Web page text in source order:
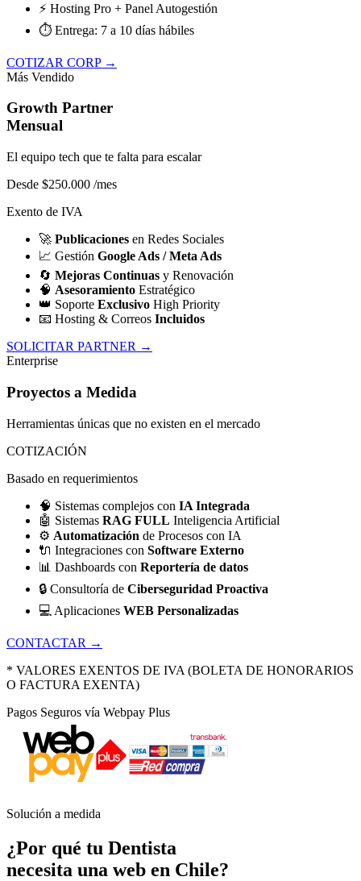
⚡ Hosting Pro + Panel Autogestión
⏱️ Entrega: 7 a 10 días hábiles
COTIZAR CORP →
Más Vendido
Growth Partner
Mensual
El equipo tech que te falta para escalar
Desde $250.000 /mes
Exento de IVA
🚀 Publicaciones en Redes Sociales
📈 Gestión Google Ads / Meta Ads
🔄 Mejoras Continuas y Renovación
🧠 Asesoramiento Estratégico
👑 Soporte Exclusivo High Priority
📧 Hosting & Correos Incluidos
SOLICITAR PARTNER →
Enterprise
Proyectos a Medida
Herramientas únicas que no existen en el mercado
COTIZACIÓN
Basado en requerimientos
🧠 Sistemas complejos con IA Integrada
🤖 Sistemas RAG FULL Inteligencia Artificial
⚙️ Automatización de Procesos con IA
🔌 Integraciones con Software Externo
📊 Dashboards con Reportería de datos
🔒 Consultoría de Ciberseguridad Proactiva
💻 Aplicaciones WEB Personalizadas
CONTACTAR →
* VALORES EXENTOS DE IVA (BOLETA DE HONORARIOS
O FACTURA EXENTA)
Pagos Seguros vía Webpay Plus
Solución a medida
¿Por qué tu Dentista
necesita una web en Chile?